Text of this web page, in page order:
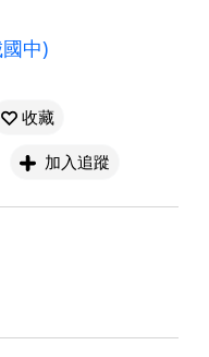
中)
收藏
加入追蹤